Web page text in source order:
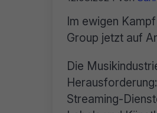
Im ewigen
Group jetzt auf
Die
Streaming-